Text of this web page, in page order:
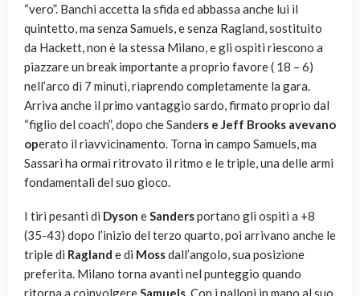
“vero”. Banchi accetta la sfida ed abbassa anche lui il
quintetto, ma senza Samuels, e senza Ragland, sostituito
da Hackett, non è la stessa Milano, e gli ospiti riescono a
piazzare un break importante a proprio favore ( 18 – 6)
nell’arco di 7 minuti, riaprendo completamente la gara.
Arriva anche il primo vantaggio sardo, firmato proprio dal
“figlio del coach”, dopo che Sanders e Jeff Brooks avevano
operato il riavvicinamento. Torna in campo Samuels, ma
Sassari ha ormai ritrovato il ritmo e le triple, una delle armi
fondamentali del suo gioco.
I tiri pesanti di Dyson eSandersportano gli ospiti a +8
(35-43) dopo l’inizio del terzo quarto, poi arrivano anche le
triple di Ragland e di Mossdall’angolo, sua posizione
preferita. Milano torna avanti nel punteggio quando